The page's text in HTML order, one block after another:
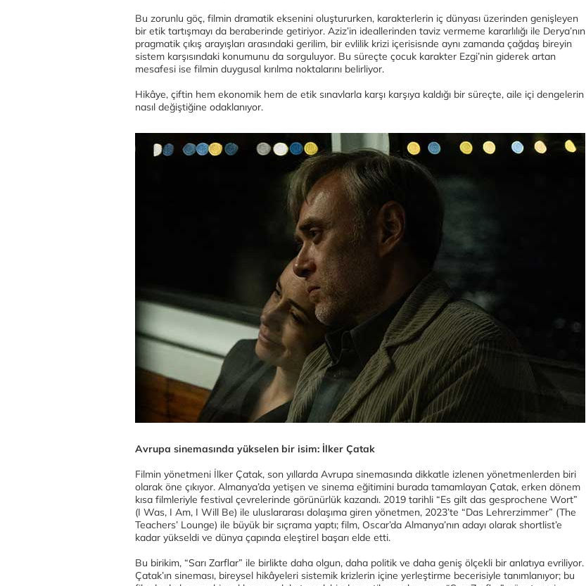
Bu zorunlu göç, filmin dramatik eksenini oluştururken, karakterlerin iç dünyası üzerinden genişleyen
bir etik tartışmayı da beraberinde getiriyor. Aziz’in ideallerinden taviz vermeme kararlılığı ile Derya’nın
pragmatik çıkış arayışları arasındaki gerilim, bir evlilik krizi içerisisnde aynı zamanda çağdaş bireyin
sistem karşısındaki konumunu da sorguluyor. Bu süreçte çocuk karakter Ezgi’nin giderek artan
mesafesi ise filmin duygusal kırılma noktalarını belirliyor.
Hikâye, çiftin hem ekonomik hem de etik sınavlarla karşı karşıya kaldığı bir süreçte, aile içi dengelerin
nasıl değiştiğine odaklanıyor.
Avrupa sinemasında yükselen bir isim: İlker Çatak
Filmin yönetmeni İlker Çatak, son yıllarda Avrupa sinemasında dikkatle izlenen yönetmenlerden biri
olarak öne çıkıyor. Almanya’da yetişen ve sinema eğitimini burada tamamlayan Çatak, erken dönem
kısa filmleriyle festival çevrelerinde görünürlük kazandı. 2019 tarihli “Es gilt das gesprochene Wort”
(I Was, I Am, I Will Be) ile uluslararası dolaşıma giren yönetmen, 2023’te “Das Lehrerzimmer” (The
Teachers’ Lounge) ile büyük bir sıçrama yaptı; film, Oscar’da Almanya’nın adayı olarak shortlist’e
kadar yükseldi ve dünya çapında eleştirel başarı elde etti.
Bu birikim, “Sarı Zarflar” ile birlikte daha olgun, daha politik ve daha geniş ölçekli bir anlatıya evriliyor.
Çatak’ın sineması, bireysel hikâyeleri sistemik krizlerin içine yerleştirme becerisiyle tanımlanıyor; bu